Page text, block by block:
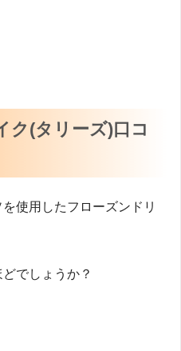
ク(タリーズ)口コ
使用したフローズンドリ
でしょうか？